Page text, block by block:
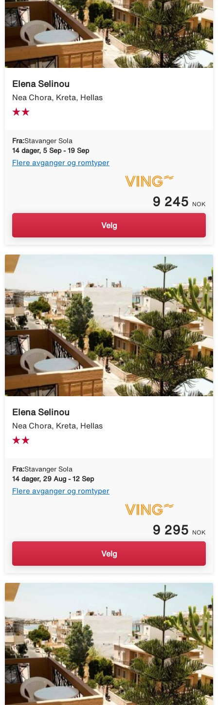
Elena Selinou
Nea Chora, Kreta, Hellas
Fra:Stavanger Sola
14 dager, 5 Sep - 19 Sep
Flere avganger og romtyper
9 245 NOK
Velg
Elena Selinou
Nea Chora, Kreta, Hellas
Fra:Stavanger Sola
14 dager, 29 Aug - 12 Sep
Flere avganger og romtyper
9 295 NOK
Velg